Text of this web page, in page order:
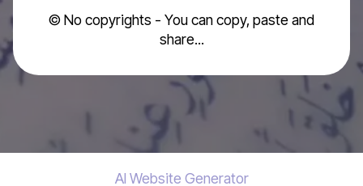
© No copyrights - You can copy, paste and
share...
AI Website Generator